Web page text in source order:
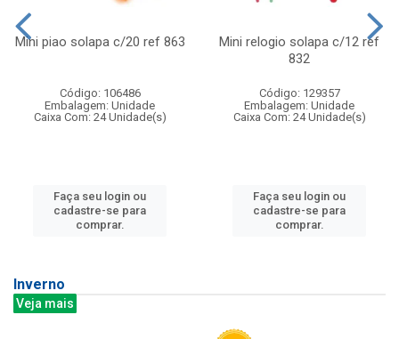
Mini piao solapa c/20 ref 863
Código: 106486
Embalagem: Unidade
Caixa Com: 24 Unidade(s)
Faça seu login ou
cadastre-se para
comprar.
Mini relogio solapa c/12 ref
832
Código: 129357
Embalagem: Unidade
Caixa Com: 24 Unidade(s)
Faça seu login ou
cadastre-se para
comprar.
Inverno
Veja mais